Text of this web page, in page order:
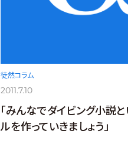
徒然コラム
2011.7.10
「みんなでダイビング小説
ルを作っていきましょう」